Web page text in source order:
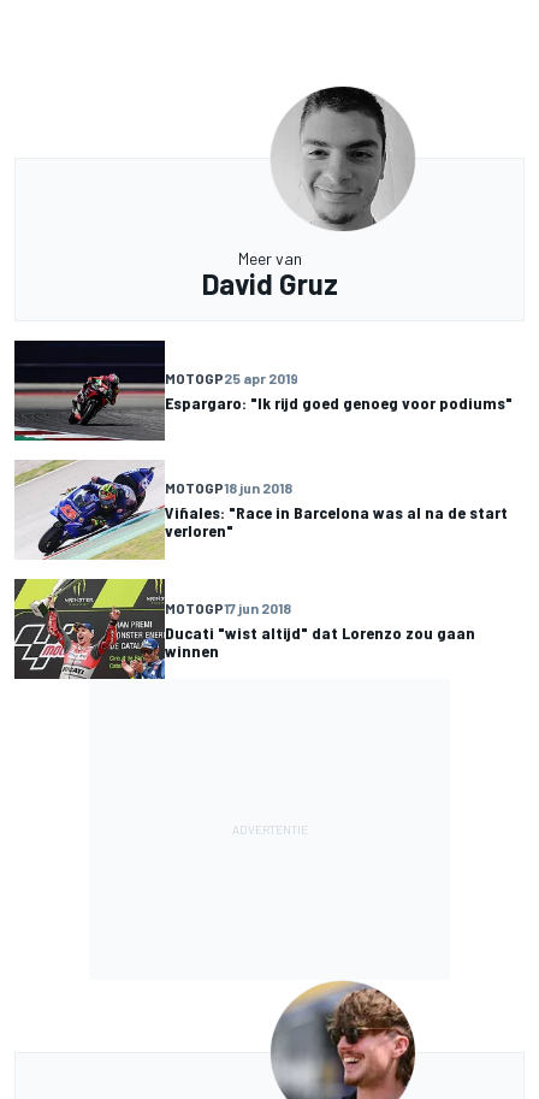
Meer van
David Gruz
MOTOGP25 apr 2019
Espargaro: "Ik rijd goed genoeg voor podiums"
MOTOGP18 jun 2018
Viñales: "Race in Barcelona was al na de start
verloren"
MOTOGP17 jun 2018
Ducati "wist altijd" dat Lorenzo zou gaan
winnen